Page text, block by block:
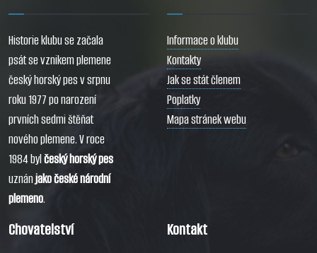
Historie klubu se začala
psát se vznikem plemene
český horský pes v srpnu
roku 1977 po narození
prvních sedmi štěňat
nového plemene. V roce
1984 bylčeský horský pes
uznánjako české národní
plemeno.
Informace o klubu
Kontakty
Jak se stát členem
Poplatky
Mapa stránek webu
Chovatelství Kontakt